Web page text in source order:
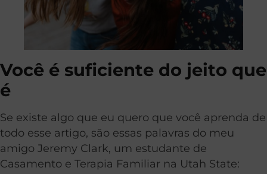
Você é suficiente do jeito que
é
Se existe algo que eu quero que você aprenda de
todo esse artigo, são essas palavras do meu
amigo Jeremy Clark, um estudante de
Casamento e Terapia Familiar na Utah State: